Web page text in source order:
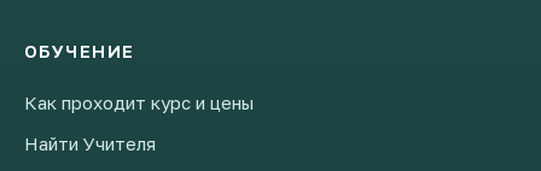
ОБУЧЕНИЕ
Как проходит курс и цены
Найти Учителя